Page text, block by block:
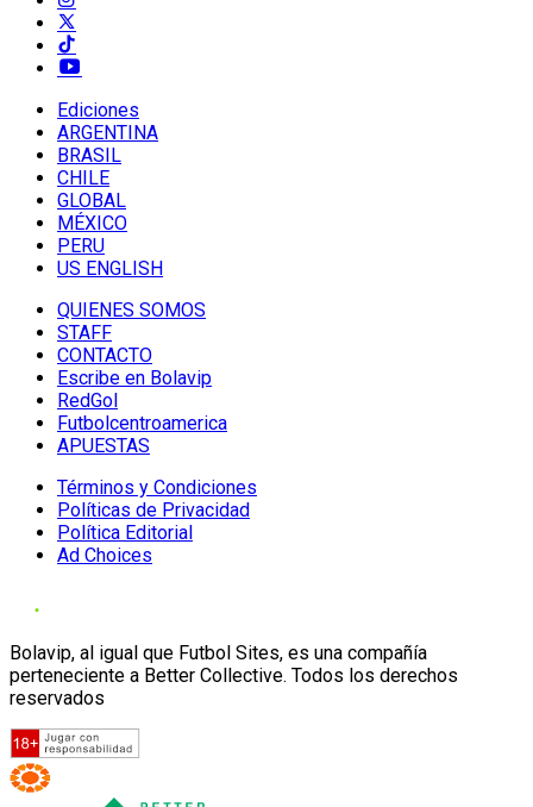
Ediciones
ARGENTINA
BRASIL
CHILE
GLOBAL
MÉXICO
PERU
US ENGLISH
QUIENES SOMOS
STAFF
CONTACTO
Escribe en Bolavip
RedGol
Futbolcentroamerica
APUESTAS
Términos y Condiciones
Políticas de Privacidad
Política Editorial
Ad Choices
Bolavip, al igual que Futbol Sites, es una compañía
perteneciente a Better Collective. Todos los derechos
reservados